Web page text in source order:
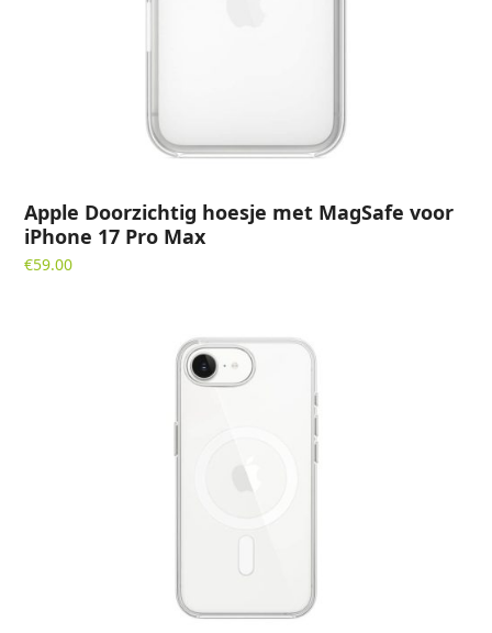
Apple Doorzichtig hoesje met MagSafe voor
iPhone 17 Pro Max
€59.00